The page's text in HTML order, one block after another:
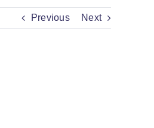
Previous Next